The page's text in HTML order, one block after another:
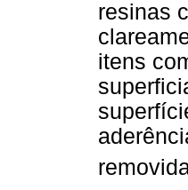
resinas
itens